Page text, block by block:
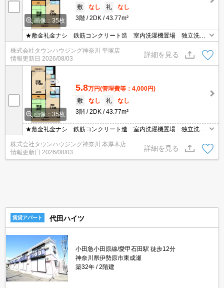
画像：35枚
敷
なし 礼
なし
3階
2DK 43.77m²
★敷金礼金ナシ 鉄筋コンクリート造 室内洗濯機置場 独立洗面
台 エアコン 駐輪スペース有ます★
株式会社タウンハウジング神奈川 平塚店
情報更新日 2026/08/03
詳細を見る
画像：35枚
5.8万円(管理費等：4,000円)
敷
なし 礼
なし
3階
2DK 43.77m²
★敷金礼金ナシ 鉄筋コンクリート造 室内洗濯機置場 独立洗面
台 エアコン 駐輪スペース有ます★
株式会社タウンハウジング神奈川 本厚木店
情報更新日 2026/08/03
詳細を見る
賃貸アパート 代田ハイツ
小田急小田原線/愛甲石田駅 徒歩12分
神奈川県伊勢原市東成瀬
築32年
2階建